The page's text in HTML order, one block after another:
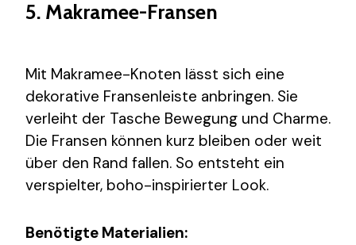
5. Makramee-Fransen
Mit Makramee-Knoten lässt sich eine
dekorative Fransenleiste anbringen. Sie
verleiht der Tasche Bewegung und Charme.
Die Fransen können kurz bleiben oder weit
über den Rand fallen. So entsteht ein
verspielter, boho-inspirierter Look.
Benötigte Materialien: